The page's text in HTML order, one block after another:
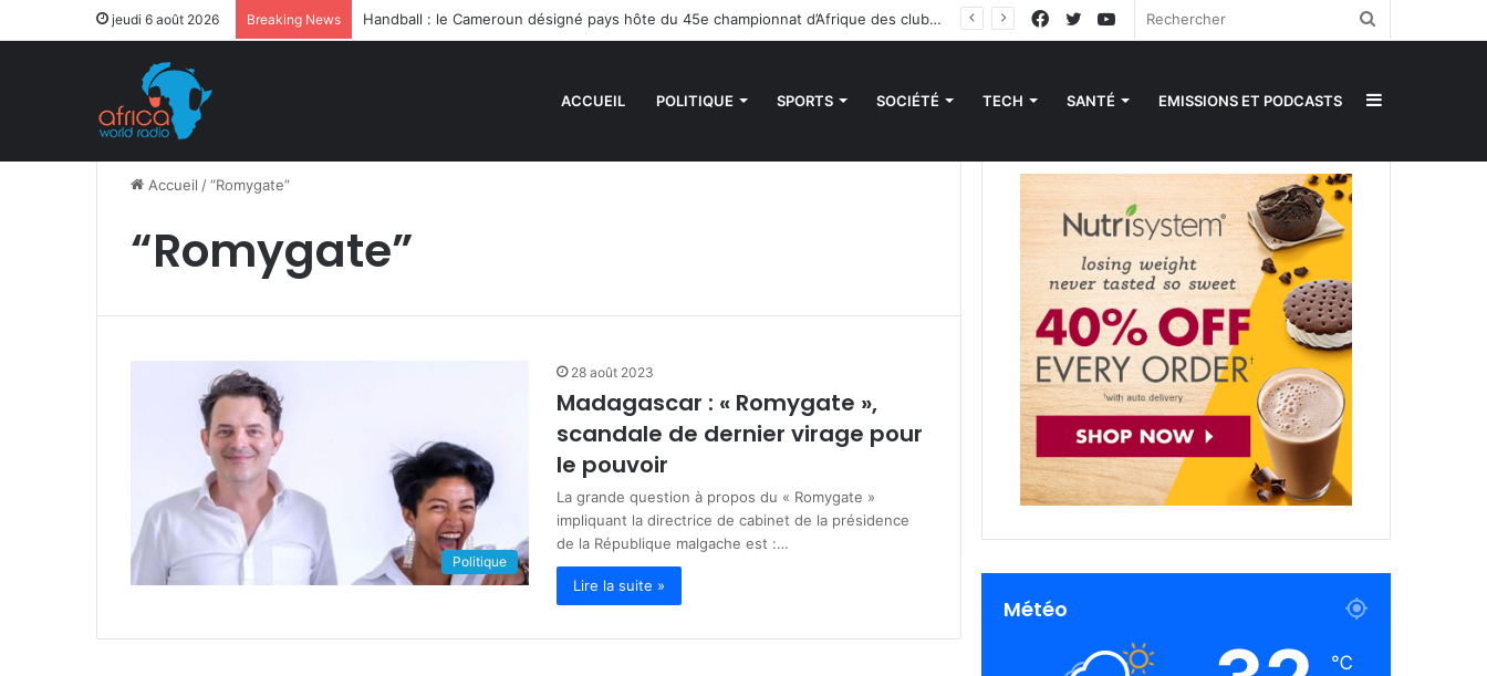
jeudi 6 août 2026 Breaking News Handball : le Cameroun désigné pays hôte du 45e championnat d’Afrique des clubs champions YouTube
Twitter
Facebook
ACCUEIL POLITIQUE SPORTS SOCIÉTÉ TECH SANTÉ EMISSIONS ET PODCASTS
Accueil /“Romygate”
“Romygate”
Politique
28 août 2023
Madagascar : « Romygate »,
scandale de dernier virage pour
le pouvoir
La grande question à propos du « Romygate »
impliquant la directrice de cabinet de la présidence
de la République malgache est :…
Lire la suite »
Météo
℃